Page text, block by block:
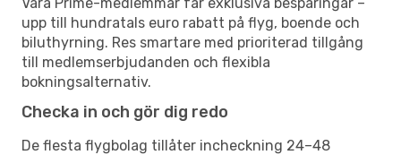
upp till hundratals euro rabatt på flyg, boende och
biluthyrning. Res smartare med prioriterad tillgång
till medlemserbjudanden och flexibla
bokningsalternativ.
Checka in och gör dig redo
De flesta flygbolag tillåter incheckning 24–48